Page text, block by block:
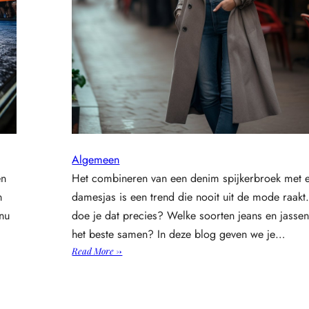
i
n
l
s
v
r
e
e
s
t
Algemeen
Het combineren van een denim spijkerbroek met
damesjas is een trend die nooit uit de mode
doe je dat precies? Welke soorten jeans en
het beste samen? In deze blog geven we je…
Read More →: